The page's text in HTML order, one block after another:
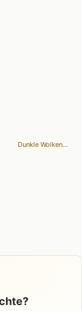
Dunkle Wolken...